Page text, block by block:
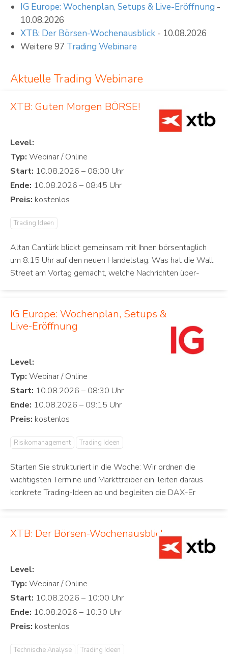
IG Europe: Wochenplan, Setups & Live-Eröffnung -
10.08.2026
XTB: Der Börsen-Wochenausblick - 10.08.2026
Weitere 97 Trading Webinare
Aktuelle Trading Webinare
XTB: Guten Morgen BÖRSE!
Level:
Typ:
Start:
Ende:
Preis:
Trading Ideen
Altan Cantürk blickt gemeinsam mit Ihnen börsentäglich
um 8:15 Uhr auf den neuen Handelstag. Was hat die Wall
Street am Vortag gemacht, welche Nachrichten über-
IG Europe: Wochenplan, Setups &
Live-Eröffnung
Level:
Typ:
Start:
Ende:
Preis:
Risikomanagement Trading Ideen
Starten Sie strukturiert in die Woche: Wir ordnen die
wichtigsten Termine und Markttreiber ein, leiten daraus
konkrete Trading-Ideen ab und begleiten die DAX-Er
XTB: Der Börsen-Wochenausblick
Level:
Typ:
Start:
Ende:
Preis:
Technische Analyse Trading Ideen